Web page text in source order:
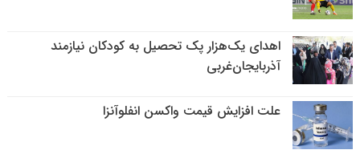
اهدای یک‌هزار پک تحصیل به کودکان نیازمند
آذربایجان‌غربی
علت افزایش قیمت واکسن انفلوآنزا